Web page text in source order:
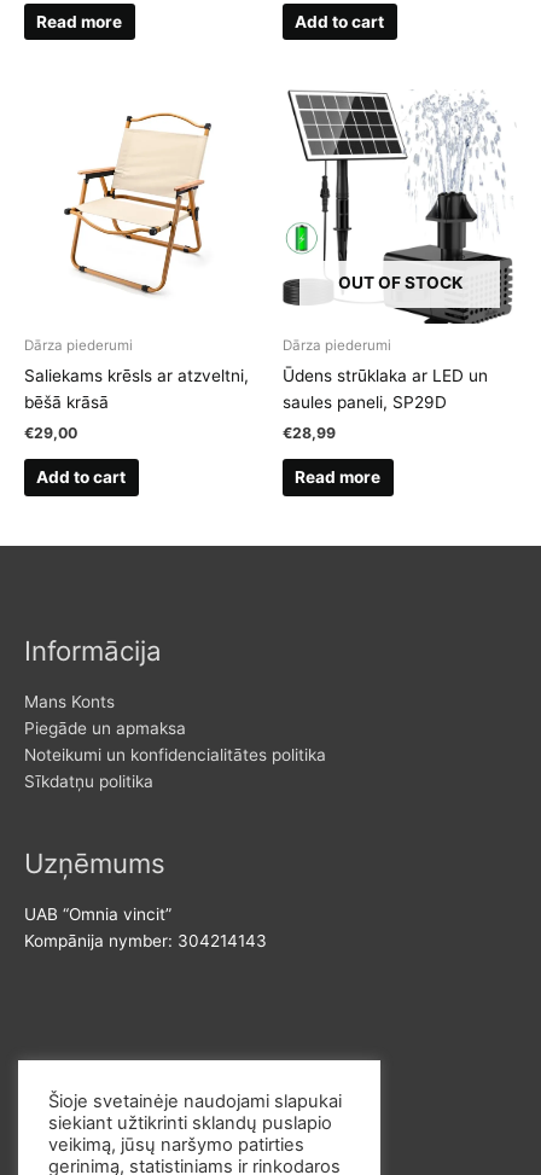
Read more Add to cart
Dārza piederumi
Saliekams krēsls ar atzveltni,
bēšā krāsā
€29,00
Add to cart
OUT OF STOCK
Dārza piederumi
Ūdens strūklaka ar LED un
saules paneli, SP29D
€28,99
Read more
Informācija
Mans Konts
Piegāde un apmaksa
Noteikumi un konfidencialitātes politika
Sīkdatņu politika
Uzņēmums
UAB “Omnia vincit”
Kompānija nymber: 304214143
E-pasts: info@omvi.lt
Telefona numurs: +37062033145
Šioje svetainėje naudojami slapukai
siekiant užtikrinti sklandų puslapio
veikimą, jūsų naršymo patirties
gerinimą, statistiniams ir rinkodaros